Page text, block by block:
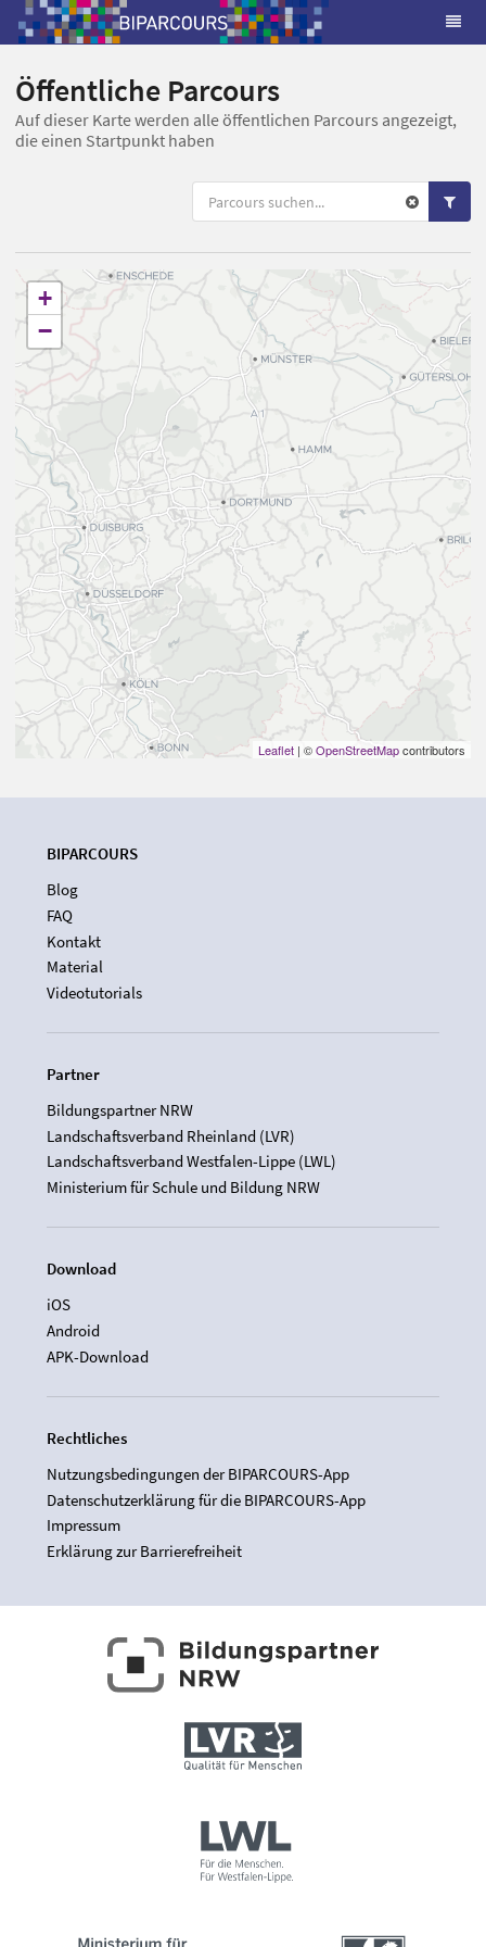
Öffentliche Parcours
Auf dieser Karte werden alle öffentlichen Parcours angezeigt,
die einen Startpunkt haben
+
−
Leaflet | ©OpenStreetMapcontributors
BIPARCOURS
Blog
FAQ
Kontakt
Material
Videotutorials
Partner
Bildungspartner NRW
Landschaftsverband Rheinland (LVR)
Landschaftsverband Westfalen-Lippe (LWL)
Ministerium für Schule und Bildung NRW
Download
iOS
Android
APK-Download
Rechtliches
Nutzungsbedingungen der BIPARCOURS-App
Datenschutzerklärung für die BIPARCOURS-App
Impressum
Erklärung zur Barrierefreiheit